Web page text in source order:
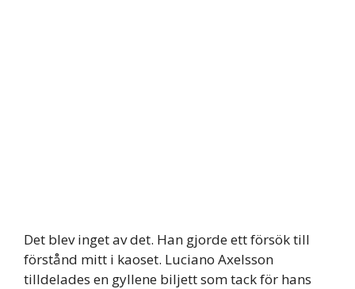
Det blev inget av det. Han gjorde ett försök till
förstånd mitt i kaoset. Luciano Axelsson
tilldelades en gyllene biljett som tack för hans